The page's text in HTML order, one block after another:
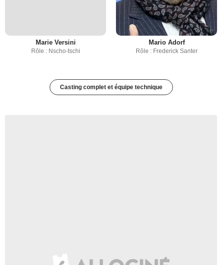
Marie Versini
Rôle : Nscho-tschi
Mario Adorf
Rôle : Frederick Santer
Casting complet et équipe technique